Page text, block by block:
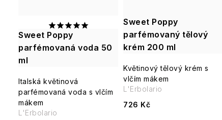
Sweet Poppy
parfémovaná voda 50
ml
Italská květinová
parfémovaná voda s vlčím
mákem
L'Erbolario
Sweet Poppy
parfémovaný tělový
krém 200 ml
Květinový tělový krém s
vlčím mákem
726 Kč
L'Erbolario